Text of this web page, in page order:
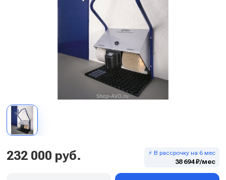
232 000 руб. ⚡ В рассрочку на 6 мес
38 694 ₽/мес